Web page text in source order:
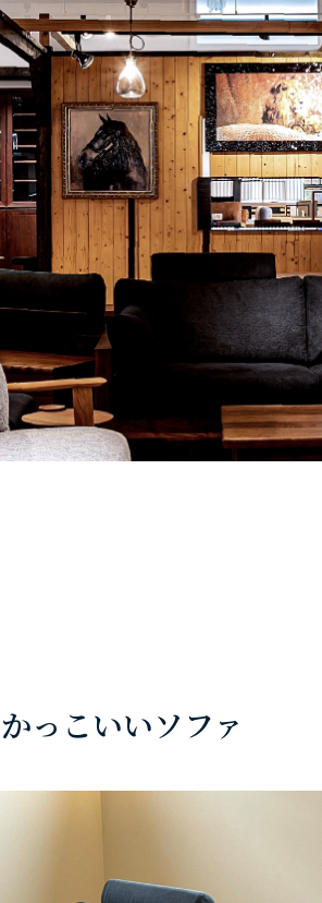
っこいいソファ